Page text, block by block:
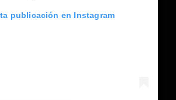
publicación en Instagram